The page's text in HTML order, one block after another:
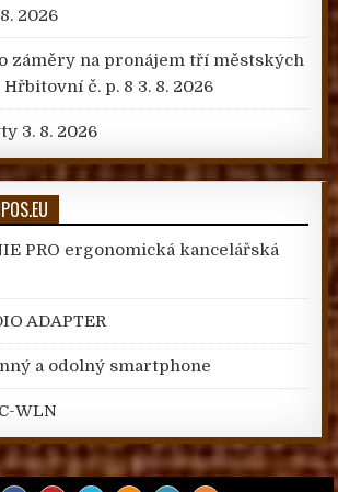
2026
záměry na pronájem tří městských
č. p. 8 3. 8. 2026
3. 8. 2026
PRO ergonomická kancelářská
ADAPTER
a odolný smartphone
WLN